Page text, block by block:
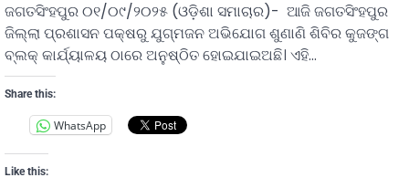
ଜଗତସିଂହପୁର ୦୧/୦୯/୨୦୨୫ (ଓଡ଼ିଶା ସମାଚାର)- ଆଜି ଜଗତସିଂହପୁର
ଜିଲ୍ଲା ପ୍ରଶାସନ ପକ୍ଷରୁ ଯୁଗ୍ମଜନ ଅଭିଯୋଗ ଶୁଣାଣି ଶିବିର କୁଜଙ୍ଗ
ବ୍ଲକ୍ କାର୍ଯ୍ୟାଳୟ ଠାରେ ଅନୁଷ୍ଠିତ ହୋଇଯାଇଅଛି। ଏହି…
Share this:
WhatsApp
Like this: